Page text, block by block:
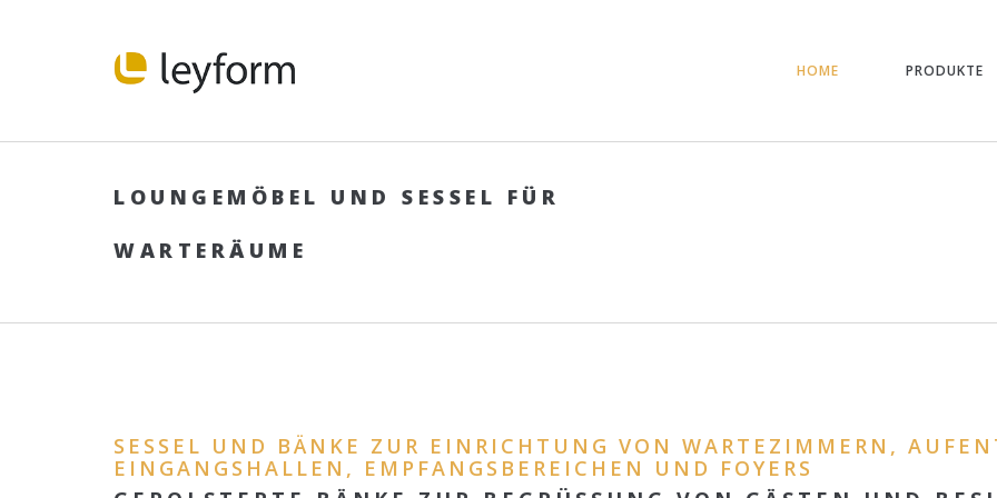
HOME PRODUKTE
LOUNGEMÖBEL UND SESSEL FÜR
WARTERÄUME
SESSEL UND BÄNKE ZUR EINRICHTUNG VON WARTEZIMMERN,
EINGANGSHALLEN, EMPFANGSBEREICHEN UND FOYERS